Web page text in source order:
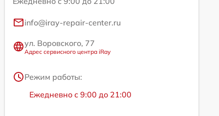
info@iray-repair-center.ru
ул. Воровского, 77
Адрес сервисного центра iRay
Режим работы:
Ежедневно с 9:00 до 21:00